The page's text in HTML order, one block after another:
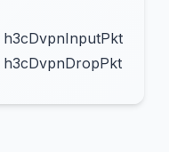
h3cDvpnInputPkt
h3cDvpnDropPkt